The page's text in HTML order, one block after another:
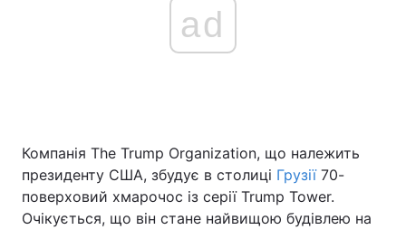
ad
Компанія The Trump Organization, що належить
президенту США, збудує в столиці Грузії70-
поверховий хмарочос із серії Trump Tower.
Очікується, що він стане найвищою будівлею на